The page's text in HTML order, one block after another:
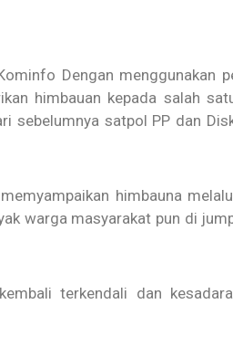
Dengan menggunakan
himbauan kepada salah
sebelumnya satpol PP dan
himbauna
warga masyarakat pun di
terkendali dan